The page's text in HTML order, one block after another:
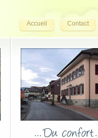
Accueil Contact